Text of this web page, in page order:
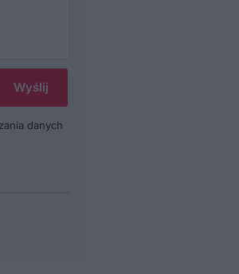
danych